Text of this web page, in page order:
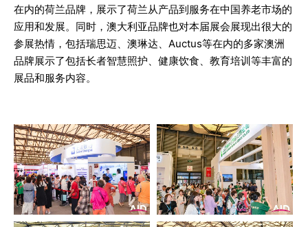
在内的荷兰品牌，展示了荷兰从产品到服务在中国养老市场的
应用和发展。同时，澳大利亚品牌也对本届展会展现出很大的
参展热情，包括瑞思迈、澳琳达、Auctus等在内的多家澳洲
品牌展示了包括长者智慧照护、健康饮食、教育培训等丰富的
展品和服务内容。